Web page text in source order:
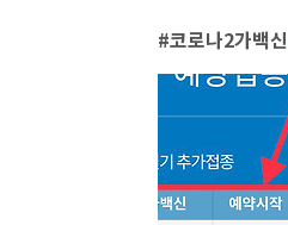
코로나2가백신